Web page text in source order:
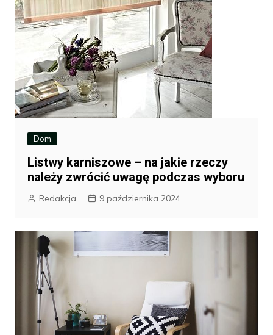
Dom
Listwy karniszowe – na jakie rzeczy
należy zwrócić uwagę podczas wyboru
Redakcja 9 października 2024